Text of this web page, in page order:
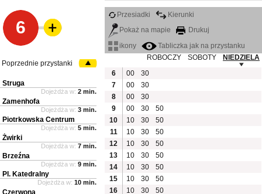
6
Przesiadki
Kierunki
Pokaż na mapie
Drukuj
ikony
Tabliczka jak na przystanku
ROBOCZY
SOBOTY
NIEDZIELA
6
00
30
7
00
30
8
00
30
9
00 30
50
10
10 30
50
11
10 30
50
12
10 30
50
13
10 30
50
14
10 30
50
15
10 30
50
16
10 30 50
Poprzednie przystanki
Struga
Dojeżdża w: 2 min.
Zamenhofa
Dojeżdża w: 3 min.
Piotrkowska Centrum
Dojeżdża w: 5 min.
Żwirki
Dojeżdża w: 7 min.
Brzeźna
Dojeżdża w: 9 min.
Pl. Katedralny
Dojeżdża w: 10 min.
Czerwona